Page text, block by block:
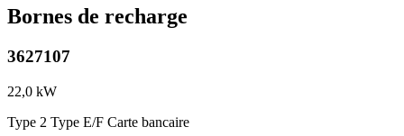
Bornes de recharge
3627107
22,0 kW
Type 2 Type E/F Carte bancaire